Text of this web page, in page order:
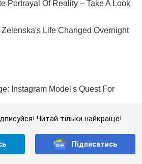
Читай тільки найкраще!
Підписатись